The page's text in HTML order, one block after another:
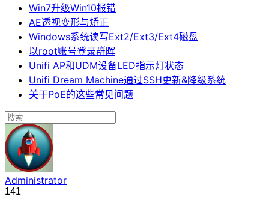
Win7升级Win10报错
AE透视变形与矫正
Windows系统读写Ext2/Ext3/Ext4磁盘
以root账号登录群晖
Unifi AP和UDM设备LED指示灯状态
Unifi Dream Machine通过SSH更新&降级系统
关于PoE的这些常见问题
Administrator
141